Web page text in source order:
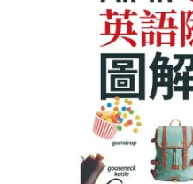
3C家電
男裝
電子/紙本書